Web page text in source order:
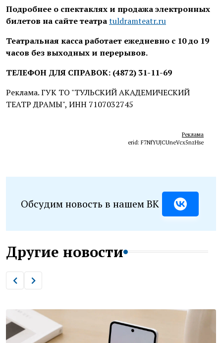
Подробнее о спектаклях и продажа электронных
билетов на сайте театраtuldramteatr.ru
Театральная касса работает ежедневно с 10 до 19
часов без выходных и перерывов.
ТЕЛЕФОН ДЛЯ СПРАВОК: (4872) 31-11-69
Реклама. ГУК ТО "ТУЛЬСКИЙ АКАДЕМИЧЕСКИЙ
ТЕАТР ДРАМЫ", ИНН 7107032745
Реклама
erid: F7NfYUJCUneVcx5nzHse
Обсудим новость в нашем ВК
Другие новости